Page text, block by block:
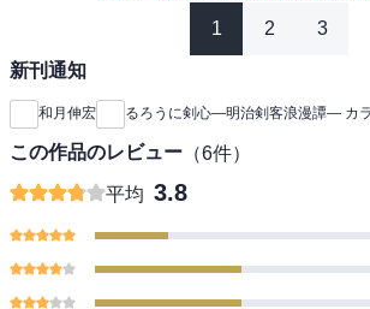
1 2 3
新刊通知
和月伸宏 るろうに剣心―明治剣客浪漫譚― カ
この作品のレビュー （6件）
平均 3.8